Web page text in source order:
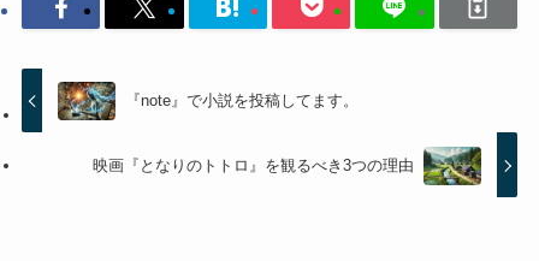
『note』で小説を投稿してます。
映画『となりのトトロ』を観るべき3つの理由